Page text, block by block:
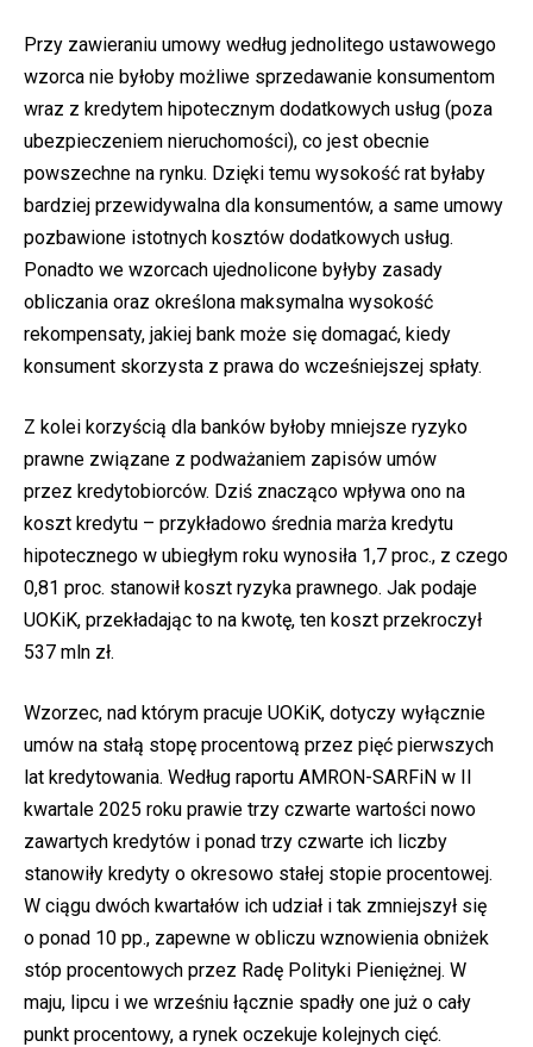
Przy zawieraniu umowy według jednolitego ustawowego
wzorca nie byłoby możliwe sprzedawanie konsumentom
wraz z kredytem hipotecznym dodatkowych usług (poza
ubezpieczeniem nieruchomości), co jest obecnie
powszechne na rynku. Dzięki temu wysokość rat byłaby
bardziej przewidywalna dla konsumentów, a same umowy
pozbawione istotnych kosztów dodatkowych usług.
Ponadto we wzorcach ujednolicone byłyby zasady
obliczania oraz określona maksymalna wysokość
rekompensaty, jakiej bank może się domagać, kiedy
konsument skorzysta z prawa do wcześniejszej spłaty.
Z kolei korzyścią dla banków byłoby mniejsze ryzyko
prawne związane z podważaniem zapisów umów
przez kredytobiorców. Dziś znacząco wpływa ono na
koszt kredytu – przykładowo średnia marża kredytu
hipotecznego w ubiegłym roku wynosiła 1,7 proc., z czego
0,81 proc. stanowił koszt ryzyka prawnego. Jak podaje
UOKiK, przekładając to na kwotę, ten koszt przekroczył
537 mln zł.
Wzorzec, nad którym pracuje UOKiK, dotyczy wyłącznie
umów na stałą stopę procentową przez pięć pierwszych
lat kredytowania. Według raportu AMRON-SARFiN w II
kwartale 2025 roku prawie trzy czwarte wartości nowo
zawartych kredytów i ponad trzy czwarte ich liczby
stanowiły kredyty o okresowo stałej stopie procentowej.
W ciągu dwóch kwartałów ich udział i tak zmniejszył się
o ponad 10 pp., zapewne w obliczu wznowienia obniżek
stóp procentowych przez Radę Polityki Pieniężnej. W
maju, lipcu i we wrześniu łącznie spadły one już o cały
punkt procentowy, a rynek oczekuje kolejnych cięć.